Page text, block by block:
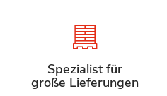
Spezialist für
große Lieferungen